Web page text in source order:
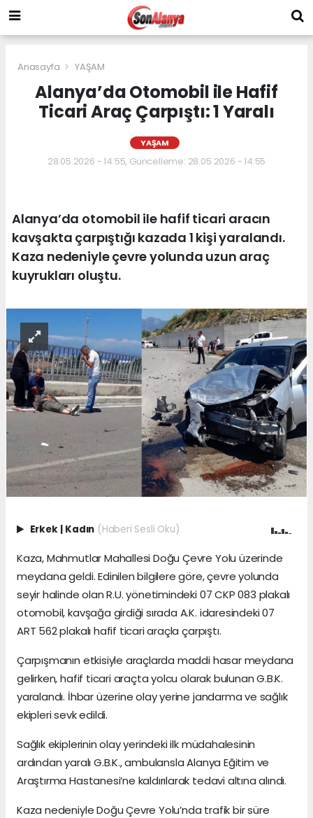
Anasayfa YAŞAM
Alanya’da Otomobil ile Hafif
Ticari Araç Çarpıştı: 1 Yaralı
YAŞAM
28.05.2026 - 14:55, Güncelleme: 28.05.2026 - 14:55
Alanya’da otomobil ile hafif ticari aracın
kavşakta çarpıştığı kazada 1 kişi yaralandı.
Kaza nedeniyle çevre yolunda uzun araç
kuyrukları oluştu.
Erkek | Kadın (Haberi Sesli Oku)
Kaza, Mahmutlar Mahallesi Doğu Çevre Yolu üzerinde
meydana geldi. Edinilen bilgilere göre, çevre yolunda
seyir halinde olan R.U. yönetimindeki 07 CKP 083 plakalı
otomobil, kavşağa girdiği sırada A.K. idaresindeki 07
ART 562 plakalı hafif ticari araçla çarpıştı.
Çarpışmanın etkisiyle araçlarda maddi hasar meydana
gelirken, hafif ticari araçta yolcu olarak bulunan G.B.K.
yaralandı. İhbar üzerine olay yerine jandarma ve sağlık
ekipleri sevk edildi.
Sağlık ekiplerinin olay yerindeki ilk müdahalesinin
ardından yaralı G.B.K., ambulansla Alanya Eğitim ve
Araştırma Hastanesi’ne kaldırılarak tedavi altına alındı.
Kaza nedeniyle Doğu Çevre Yolu’nda trafik bir süre